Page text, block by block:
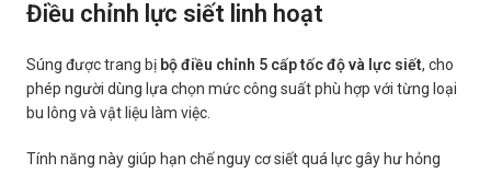
Điều chỉnh lực siết linh hoạt
Súng được trang bị bộ điều chỉnh 5 cấp tốc độ và lực siết, cho
phép người dùng lựa chọn mức công suất phù hợp với từng loại
bu lông và vật liệu làm việc.
Tính năng này giúp hạn chế nguy cơ siết quá lực gây hư hỏng